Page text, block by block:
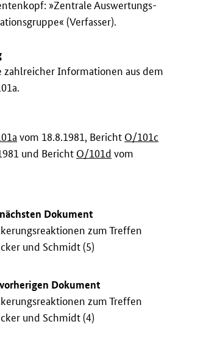
»Zentrale Auswertungs-
(Verfasser).
zahlreicher Informationen aus dem
vom 18.8.1981, Bericht O/101c
und Bericht O/101d vom
Dokument
zum Treffen
und Schmidt (5)
Dokument
zum Treffen
und Schmidt (4)